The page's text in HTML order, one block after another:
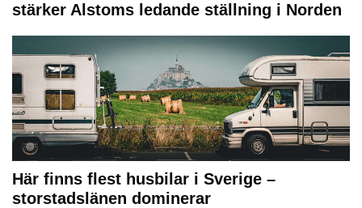
stärker Alstoms ledande ställning i Norden
Här finns flest husbilar i Sverige –
storstadslänen dominerar